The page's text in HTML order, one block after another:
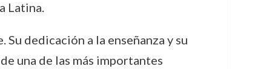
Latina.
dedicación a la enseñanza y su
una de las más importantes